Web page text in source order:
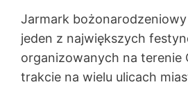
Jarmark
jeden z największych
organizowanych na terenie
trakcie na wielu ulicach